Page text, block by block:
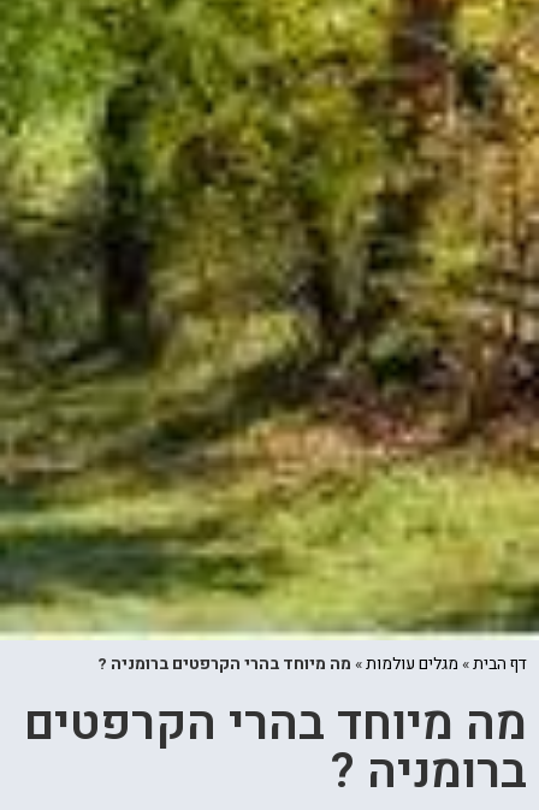
דף הבית» מגלים עולמות» מה מיוחד בהרי הקרפטים ברומניה ?
מה מיוחד בהרי הקרפטים
ברומניה ?